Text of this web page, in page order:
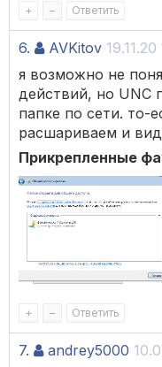
+ – Ответить
6. AVKitov
я возможно не
действий, но UNC
папке по сети. то-
расшариваем и
Прикрепленные
+ – Ответить
7. andrey5000